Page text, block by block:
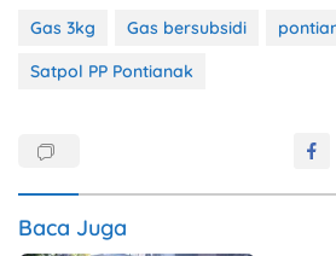
Gas 3kg Gas bersubsidi
Satpol PP Pontianak
Baca Juga